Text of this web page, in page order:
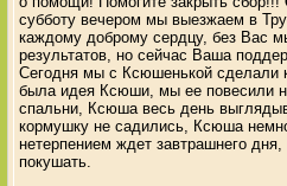
субботу вечером мы выезжаем в
каждому доброму сердцу, без Вас
результатов, но сейчас Ваша
Сегодня мы с Ксюшенькой сделали
была идея Ксюши, мы ее повесили
спальни, Ксюша весь день
кормушку не садились, Ксюша
нетерпением ждет завтрашнего
покушать.